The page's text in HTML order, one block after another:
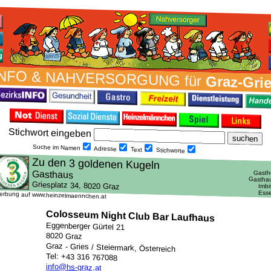
& NAH­VER­SORG­UNG fürGraz-
Stich­wort ein­geben
Suche im Namen Adresse Text Stich­worte
auf www.heinzelmaennchen.at
Colosseum Night Club Bar Laufhaus
Eggenberger Gürtel 21
8020 Graz
Graz - Gries / Steiermark, Österreich
Tel: +43 316 767088
info@hs-graz.at